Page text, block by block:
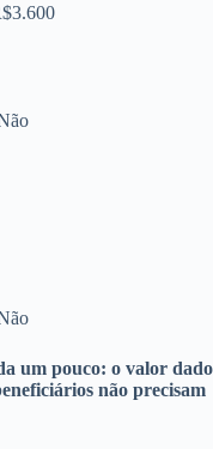
um pouco: o valor dado
não precisam